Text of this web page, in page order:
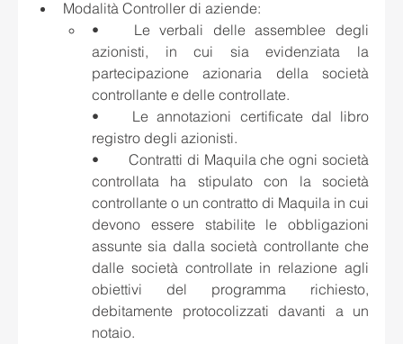
Modalità Controller di aziende:
•	Le verbali delle assemblee degli
azionisti, in cui sia evidenziata la
partecipazione azionaria della società
controllante e delle controllate.
•	Le annotazioni certificate dal libro
registro degli azionisti.
•	Contratti di Maquila che ogni società
controllata ha stipulato con la società
controllante o un contratto di Maquila in cui
devono essere stabilite le obbligazioni
assunte sia dalla società controllante che
dalle società controllate in relazione agli
obiettivi del programma richiesto,
debitamente protocolizzati davanti a un
notaio.